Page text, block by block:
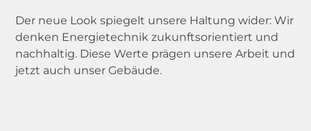
Über uns
Nachhaltigkeit
Der neue Look spiegelt unsere Haltung wider: Wir
denken Energietechnik zukunftsorientiert und
nachhaltig. Diese Werte prägen unsere Arbeit und
jetzt auch unser Gebäude.